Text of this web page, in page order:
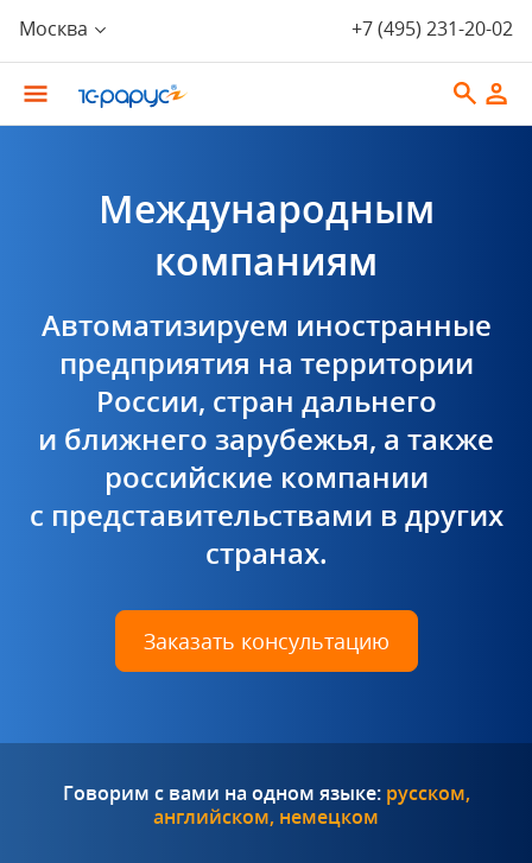
Москва +7 (495) 231-20-02
Международным
компаниям
Автоматизируем иностранные
предприятия на территории
России, стран дальнего
и ближнего зарубежья, а также
российские компании
с представительствами в других
странах.
Заказать консультацию
Говорим с вами на одном языке: русском,
английском, немецком